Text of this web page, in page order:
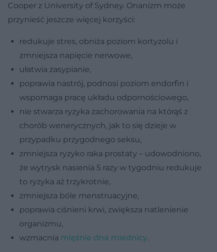
Cooper z University of Sydney. Onanizm może
przynieść jeszcze więcej korzyści:
redukuje stres, obniża poziom kortyzolu i
zmniejsza napięcie nerwowe,
ułatwia zasypianie,
poprawia nastrój, podnosi poziom endorfin i
wspomaga pracę układu odpornościowego,
nie stwarza ryzyka zachorowania na którąś z
chorób wenerycznych, jak to się dzieje w
przypadku przygodnego seksu,
zmniejsza ryzyko raka prostaty – udowodniono,
że wytrysk nasienia 5 razy w tygodniu redukuje
to ryzyka aż trzykrotnie,
zmniejsza bóle menstruacyjne,
poprawia ciśnieni krwi, zwiększa natlenienie
organizmu,
wzmacnia mięśnie dna miednicy.